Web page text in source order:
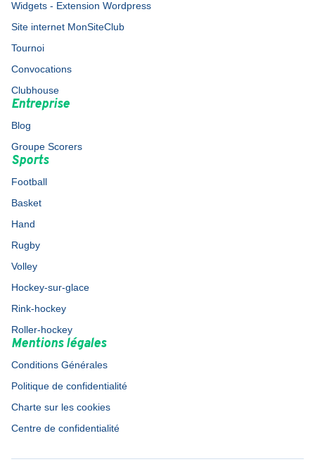
Widgets - Extension Wordpress
Site internet MonSiteClub
Tournoi
Convocations
Clubhouse
Entreprise
Blog
Groupe Scorers
Sports
Football
Basket
Hand
Rugby
Volley
Hockey-sur-glace
Rink-hockey
Roller-hockey
Mentions légales
Conditions Générales
Politique de confidentialité
Charte sur les cookies
Centre de confidentialité